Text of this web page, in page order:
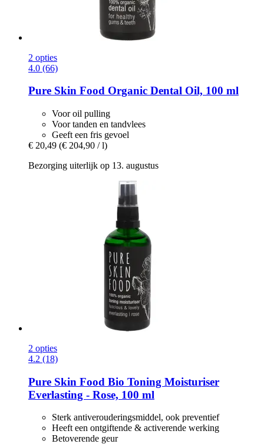
2 opties
4.0 (66)
Pure Skin Food Organic Dental Oil, 100 ml
Voor oil pulling
Voor tanden en tandvlees
Geeft een fris gevoel
€ 20,49 (€ 204,90 / l)
Bezorging uiterlijk op 13. augustus
2 opties
4.2 (18)
Pure Skin Food Bio Toning Moisturiser
Everlasting -​ Rose, 100 ml
Sterk antiverouderingsmiddel, ook preventief
Heeft een ontgiftende & activerende werking
Betoverende geur